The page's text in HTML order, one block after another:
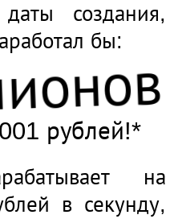
создания,
бы:
рублей!*
на
в секунду,